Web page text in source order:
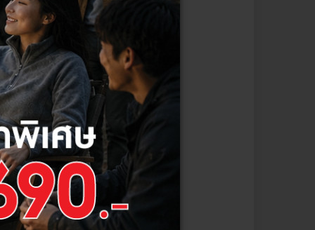
เปลี่ยนสีและความเข้มข้น
กันออกไป
าคารในยามค่ำคืน โดยมากจะ